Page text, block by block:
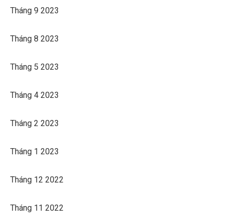
Tháng 9 2023
Tháng 8 2023
Tháng 5 2023
Tháng 4 2023
Tháng 2 2023
Tháng 1 2023
Tháng 12 2022
Tháng 11 2022